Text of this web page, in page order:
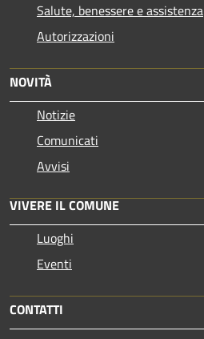
Salute, benessere e assistenza
Autorizzazioni
NOVITÀ
Notizie
Comunicati
Avvisi
VIVERE IL COMUNE
Luoghi
Eventi
CONTATTI